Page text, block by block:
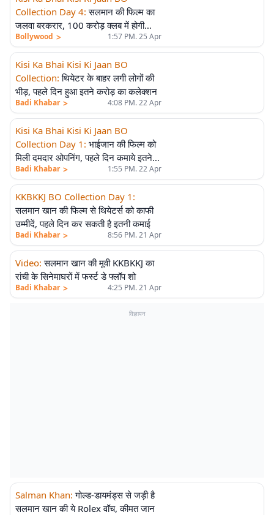
Collection Day 4: सलमान की फिल्म का
जलवा बरकरार, 100 करोड़ क्लब में होगी
शामिल
Bollywood > 1:57 PM. 25 Apr
Kisi Ka Bhai Kisi Ki Jaan BO
Collection: थियेटर के बाहर लगी लोगों की
भीड़, पहले दिन हुआ इतने करोड़ का कलेक्शन
Badi Khabar > 4:08 PM. 22 Apr
Kisi Ka Bhai Kisi Ki Jaan BO
Collection Day 1 : भाईजान की फिल्म को
मिली दमदार ओपनिंग, पहले दिन कमाये इतने
करोड़
Badi Khabar > 1:55 PM. 22 Apr
KKBKKJ BO Collection Day 1 :
सलमान खान की फिल्म से थियेटर्स को काफी
उम्मीदें, पहले दिन कर सकती है इतनी कमाई
Badi Khabar > 8:56 PM. 21 Apr
Video: सलमान खान की मूवी KKBKKJ का
रांची के सिनेमाघरों में फर्स्ट डे फ्लॉप शो
Badi Khabar > 4:25 PM. 21 Apr
विज्ञापन
Salman Khan: गोल्ड-डायमंड्स से जड़ी है
सलमान खान की ये Rolex वॉच, कीमत जान